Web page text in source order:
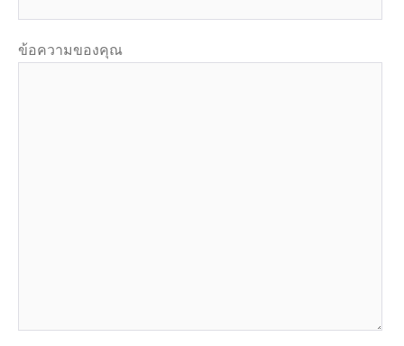
ข้อความของคุณ